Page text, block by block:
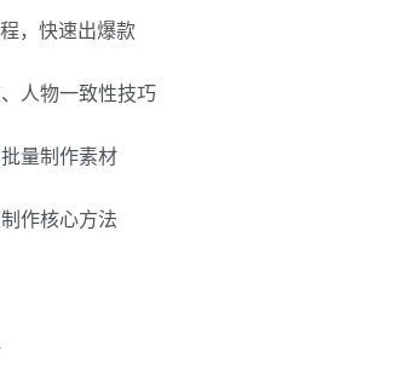
，快速出爆款
人物一致性技巧
量制作素材
作核心方法